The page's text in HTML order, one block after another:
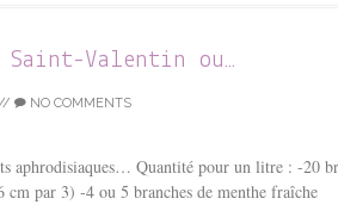
Valentin ou…
NO COMMENTS
aphrodisiaques… Quantité pour un litre : -20
par 3) -4 ou 5 branches de menthe fraîche